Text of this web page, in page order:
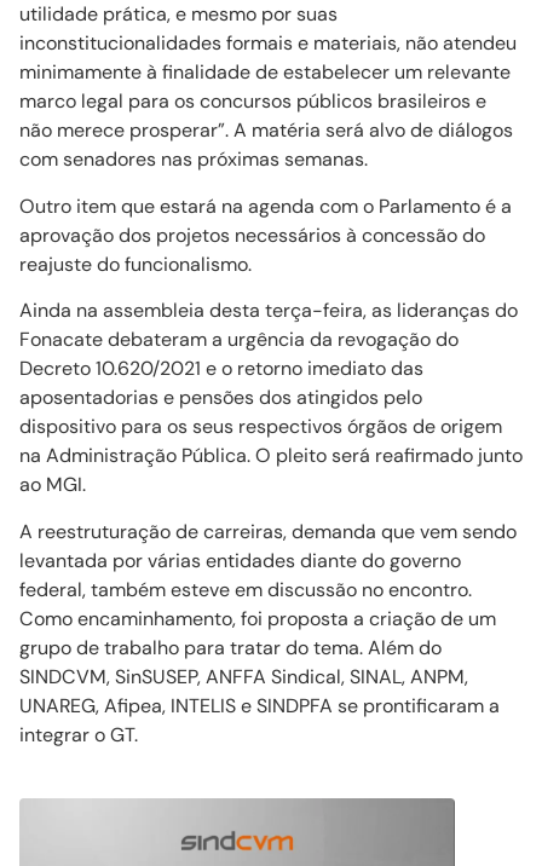
utilidade prática, e mesmo por suas
inconstitucionalidades formais e materiais, não atendeu
minimamente à finalidade de estabelecer um relevante
marco legal para os concursos públicos brasileiros e
não merece prosperar”. A matéria será alvo de diálogos
com senadores nas próximas semanas.
Outro item que estará na agenda com o Parlamento é a
aprovação dos projetos necessários à concessão do
reajuste do funcionalismo.
Ainda na assembleia desta terça-feira, as lideranças do
Fonacate debateram a urgência da revogação do
Decreto 10.620/2021 e o retorno imediato das
aposentadorias e pensões dos atingidos pelo
dispositivo para os seus respectivos órgãos de origem
na Administração Pública. O pleito será reafirmado junto
ao MGI.
A reestruturação de carreiras, demanda que vem sendo
levantada por várias entidades diante do governo
federal, também esteve em discussão no encontro.
Como encaminhamento, foi proposta a criação de um
grupo de trabalho para tratar do tema. Além do
SINDCVM, SinSUSEP, ANFFA Sindical, SINAL, ANPM,
UNAREG, Afipea, INTELIS e SINDPFA se prontificaram a
integrar o GT.